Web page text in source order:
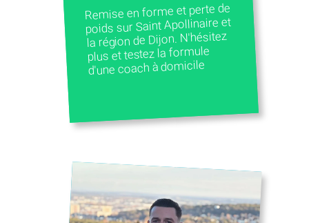
Remise en forme et perte de
poids sur Saint Apollinaire et
la région de Dijon. N'hésitez
plus et testez la formule
d'une coach à domicile